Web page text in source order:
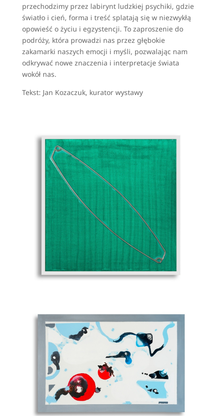
przechodzimy przez labirynt ludzkiej psychiki, gdzie
światło i cień, forma i treść splatają się w niezwykłą
opowieść o życiu i egzystencji. To zaproszenie do
podróży, która prowadzi nas przez głębokie
zakamarki naszych emocji i myśli, pozwalając nam
odkrywać nowe znaczenia i interpretacje świata
wokół nas.
Tekst: Jan Kozaczuk, kurator wystawy